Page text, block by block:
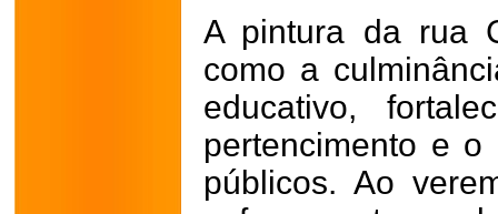
A pintura da rua
como a
educativo,
pertencimento e
públicos. Ao